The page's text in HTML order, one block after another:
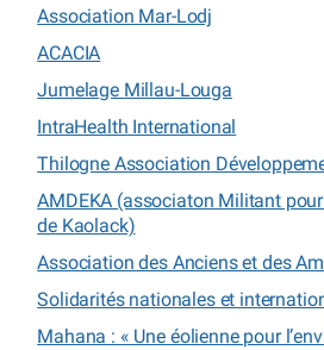
Association Mar-Lodj
ACACIA
Jumelage Millau-Louga
IntraHealth International
Thilogne Association
AMDEKA (associaton Militant
de Kaolack)
Association des Anciens et des
Solidarités nationales et
Mahana : « Une éolienne pour